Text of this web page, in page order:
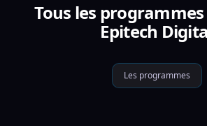
Tous les
Epitech
Les programmes